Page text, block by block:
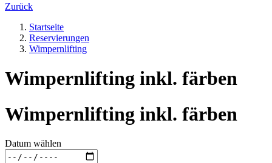
Zurück
Startseite
Reservierungen
Wimpernlifting
Wimpernlifting inkl. färben
Wimpernlifting inkl. färben
Datum wählen